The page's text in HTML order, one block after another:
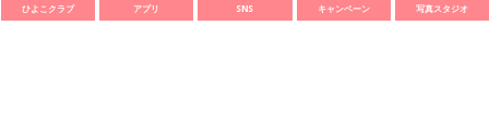
ひよこクラブ アプリ SNS キャンペーン 写真スタジオ